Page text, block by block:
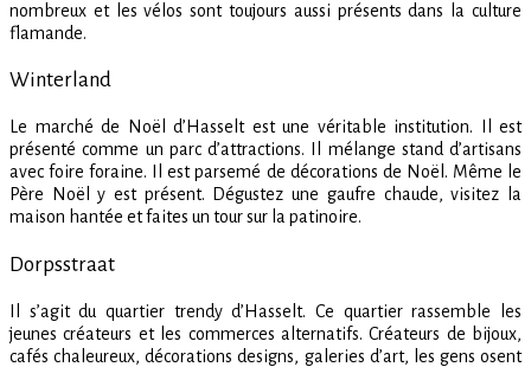
nombreux et les vélos sont toujours aussi présents dans la culture
flamande.
Winterland
Le marché de Noël d’Hasselt est une véritable institution. Il est
présenté comme un parc d’attractions. Il mélange stand d’artisans
avec foire foraine. Il est parsemé de décorations de Noël. Même le
Père Noël y est présent. Dégustez une gaufre chaude, visitez la
maison hantée et faites un tour sur la patinoire.
Dorpsstraat
Il s’agit du quartier trendy d’Hasselt. Ce quartier rassemble les
jeunes créateurs et les commerces alternatifs. Créateurs de bijoux,
cafés chaleureux, décorations designs, galeries d’art, les gens osent